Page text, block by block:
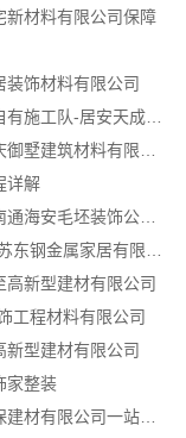
新材料有限公司保障
饰材料有限公司
西安城区一站式家装设计毛坯房自有施工队-居安天成建筑工程
详解
南通宏域全宅装饰建材有限公司南通海安毛坯装饰公司设计
新型建材有限公司
工程材料有限公司
型建材有限公司
家整装
汝州家装精装首选，河南璟臻环保建材有限公司一站式服务